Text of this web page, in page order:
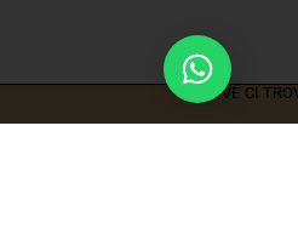
DOVE CI
Parla con noi